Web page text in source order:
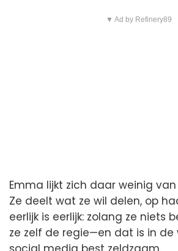
▼ Ad by Refinery89
Emma lijkt zich daar weinig
Ze deelt wat ze wil delen, op
eerlijk is eerlijk: zolang ze niets
ze zelf de regie—en dat is in de